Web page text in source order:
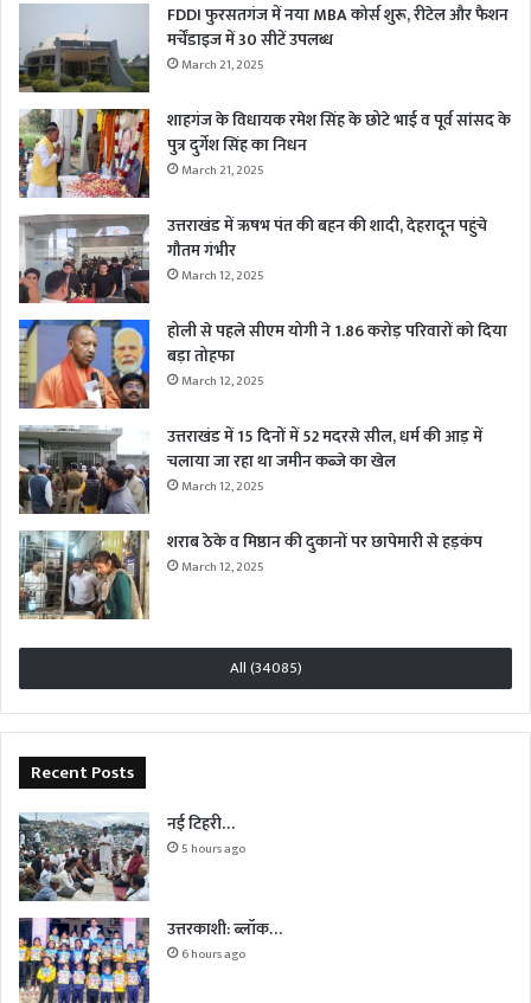
FDDI फुरसतगंज में नया MBA कोर्स शुरू, रीटेल और फैशन
मर्चेंडाइज में 30 सीटें उपलब्ध
March 21, 2025
शाहगंज के विधायक रमेश सिंह के छोटे भाई व पूर्व सांसद के
पुत्र दुर्गेश सिंह का निधन
March 21, 2025
उत्तराखंड में ऋषभ पंत की बहन की शादी, देहरादून पहुंचे
गौतम गंभीर
March 12, 2025
होली से पहले सीएम योगी ने 1.86 करोड़ परिवारों को दिया
बड़ा तोहफा
March 12, 2025
उत्तराखंड में 15 दिनों में 52 मदरसे सील, धर्म की आड़ में
चलाया जा रहा था जमीन कब्जे का खेल
March 12, 2025
शराब ठेके व मिष्ठान की दुकानों पर छापेमारी से हड़कंप
March 12, 2025
All (34085)
Recent Posts
नई टिहरी…
5 hours ago
उत्तरकाशी: ब्लॉक…
6 hours ago